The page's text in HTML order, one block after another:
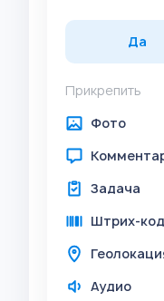
Да
Прикрепить
Фото
Задача
Штрих-код
Аудио